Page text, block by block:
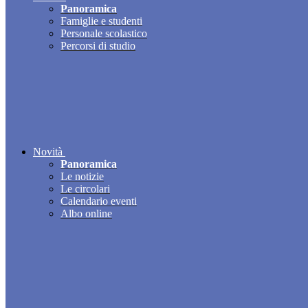
Panoramica
Famiglie e studenti
Personale scolastico
Percorsi di studio
Novità
Panoramica
Le notizie
Le circolari
Calendario eventi
Albo online